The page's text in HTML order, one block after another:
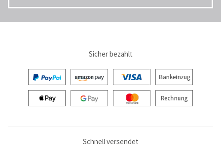
Sicher bezahlt
Schnell versendet